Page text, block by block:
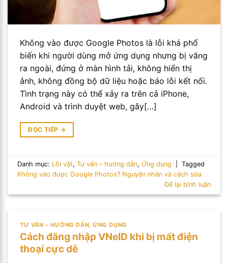
Không vào được Google Photos là lỗi khá phổ
biến khi người dùng mở ứng dụng nhưng bị văng
ra ngoài, đứng ở màn hình tải, không hiển thị
ảnh, không đồng bộ dữ liệu hoặc báo lỗi kết nối.
Tình trạng này có thể xảy ra trên cả iPhone,
Android và trình duyệt web, gây[…]
ĐỌC TIẾP →
Danh mục: Lỗi vặt,Tư vấn – hướng dẫn, Ứng dụng
Tagged
Không vào được Google Photos? Nguyên nhân và cách sửa
Để lại bình luận
TƯ VẤN – HƯỚNG DẪN ,ỨNG DỤNG
Cách đăng nhập VNeID khi bị mất điện
thoại cực dễ